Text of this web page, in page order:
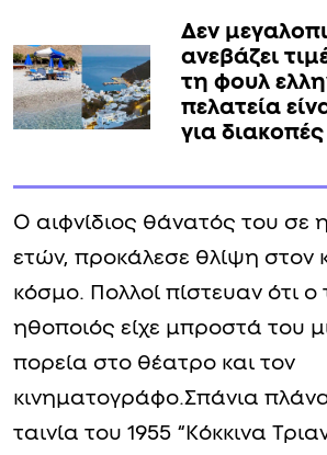
Δεν
ανεβάζει
τη φουλ
πελατεία
για
Ο αιφνίδιος θάνατός του σε
ετών, προκάλεσε θλίψη στον
κόσμο. Πολλοί πίστευαν ότι
ηθοποιός είχε μπροστά του
πορεία στο θέατρο και τον
κινηματογράφο.Σπάνια
ταινία του 1955 “Κόκκινα